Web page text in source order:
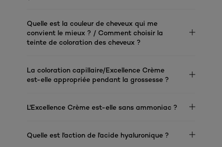
Quelle est la couleur de cheveux qui me
convient le mieux ? / Comment choisir la
teinte de coloration des cheveux ?
La coloration capillaire/Excellence Crème
est-elle appropriée pendant la grossesse ?
L'Excellence Crème est-elle sans ammoniac ?
Quelle est l'action de l'acide hyaluronique ?